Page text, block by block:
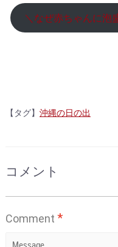
＼なぜ赤ちゃんに泡
【タグ】 沖縄の日の出
コメント
Comment *